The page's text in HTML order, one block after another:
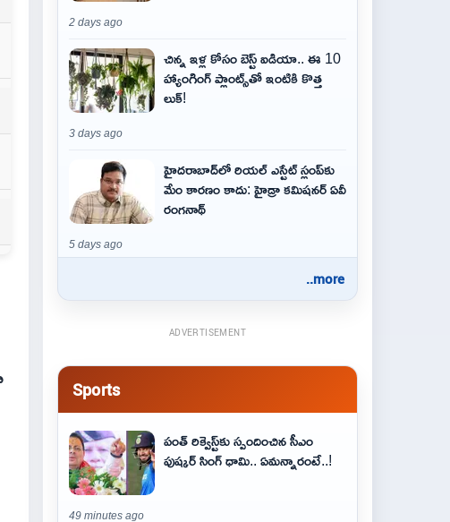
2 days ago
చిన్న ఇళ్ల కోసం బెస్ట్ ఐడియా.. ఈ 10
హ్యాంగింగ్ ప్లాంట్స్‌తో ఇంటికి కొత్త
లుక్!
3 days ago
హైదరాబాద్‌లో రియల్ ఎస్టేట్ స్లంప్‌కు
మేం కారణం కాదు: హైడ్రా కమిషనర్ ఏవీ
రంగనాథ్
5 days ago
..more
ADVERTISEMENT
Sports
పంత్ రిక్వెస్ట్‌కు స్పందించిన సీఎం
పుష్కర్ సింగ్ ధామి.. ఏమ‌న్నారంటే..!
49 minutes ago